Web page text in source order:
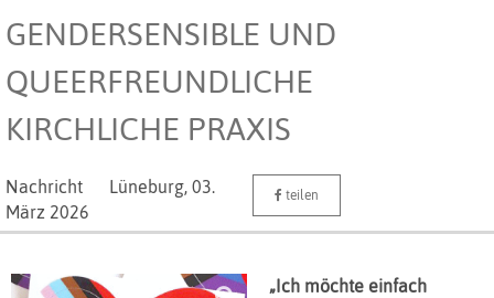
GENDERSENSIBLE UND
QUEERFREUNDLICHE
KIRCHLICHE PRAXIS
Nachricht Lüneburg, 03.
März 2026
teilen
„Ich möchte einfach